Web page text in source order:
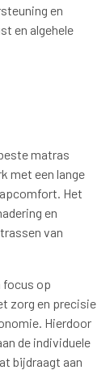
en
en algehele
matras
met een lange
Het
en
van
focus op
zorg en precisie
Hierdoor
de individuele
bijdraagt aan